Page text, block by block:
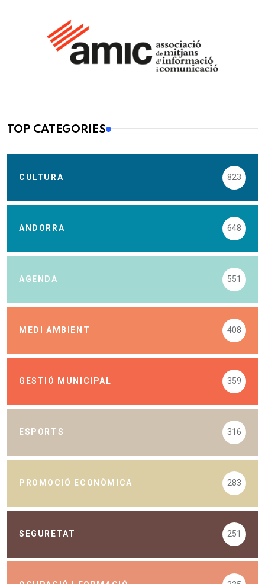
TOP CATEGORIES
CULTURA 823
ANDORRA 648
AGENDA 551
MEDI AMBIENT 408
GESTIÓ MUNICIPAL 359
ESPORTS 316
PROMOCIÓ ECONÒMICA 283
SEGURETAT 251